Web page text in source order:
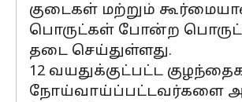
குடைகள் மற்றும்
பொருட்கள் போன்ற
தடை செய்துள்ளது.
12 வயதுக்குட்பட்ட
நோய்வாய்ப்பட்டவர்களை